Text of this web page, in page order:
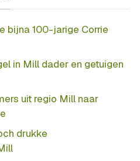
bijna 100-jarige Corrie
in Mill dader en getuigen
uit regio Mill naar
drukke